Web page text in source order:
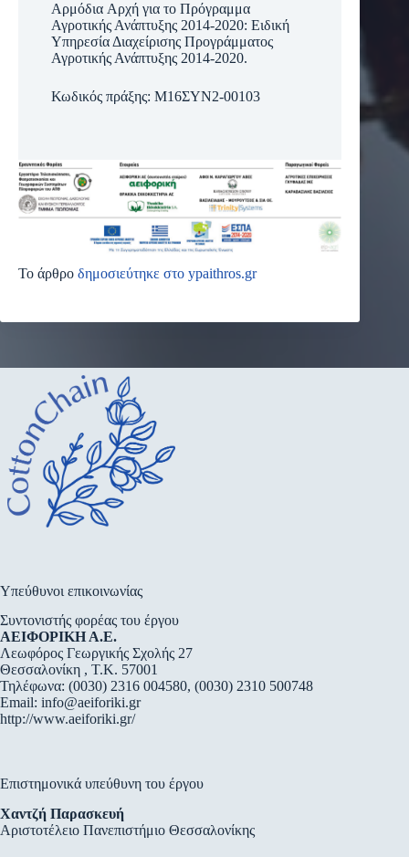
Αρμόδια Αρχή για το Πρόγραμμα
Αγροτικής Ανάπτυξης 2014-2020: Ειδική
Υπηρεσία Διαχείρισης Προγράμματος
Αγροτικής Ανάπτυξης 2014-2020.
Κωδικός πράξης: Μ16ΣΥΝ2-00103
Το άρθρο δημοσιεύτηκε στο ypaithros.gr
Υπεύθυνοι επικοινωνίας
Συντονιστής φορέας του έργου
ΑΕΙΦΟΡΙΚΗ Α.Ε.
Λεωφόρος Γεωργικής Σχολής 27
Θεσσαλονίκη , Τ.Κ. 57001
Τηλέφωνα: (0030) 2316 004580, (0030) 2310 500748
Email: info@aeiforiki.gr
http://www.aeiforiki.gr/
Επιστημονικά υπεύθυνη του έργου
Χαντζή Παρασκευή
Αριστοτέλειο Πανεπιστήμιο Θεσσαλονίκης